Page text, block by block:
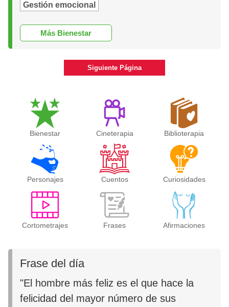
Gestión emocional
Más Bienestar
Siguiente Página
Bienestar Cineterapia Biblioterapia
Personajes Cuentos Curiosidades
Cortometrajes Frases Afirmaciones
Frase del día
"El hombre más feliz es el que hace la
felicidad del mayor número de sus